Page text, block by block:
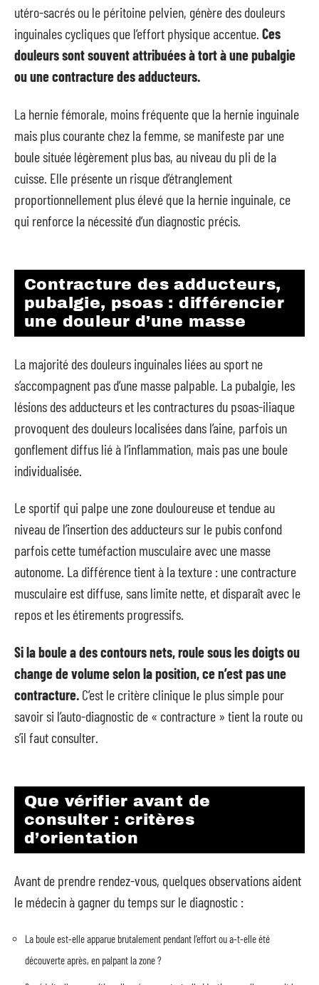
utéro-sacrés ou le péritoine pelvien, génère des douleurs
inguinales cycliques que l’effort physique accentue. Ces
douleurs sont souvent attribuées à tort à une pubalgie
ou une contracture des adducteurs.
La hernie fémorale, moins fréquente que la hernie inguinale
mais plus courante chez la femme, se manifeste par une
boule située légèrement plus bas, au niveau du pli de la
cuisse. Elle présente un risque d’étranglement
proportionnellement plus élevé que la hernie inguinale, ce
qui renforce la nécessité d’un diagnostic précis.
Contracture des adducteurs,
pubalgie, psoas : différencier
une douleur d’une masse
La majorité des douleurs inguinales liées au sport ne
s’accompagnent pas d’une masse palpable. La pubalgie, les
lésions des adducteurs et les contractures du psoas-iliaque
provoquent des douleurs localisées dans l’aine, parfois un
gonflement diffus lié à l’inflammation, mais pas une boule
individualisée.
Le sportif qui palpe une zone douloureuse et tendue au
niveau de l’insertion des adducteurs sur le pubis confond
parfois cette tuméfaction musculaire avec une masse
autonome. La différence tient à la texture : une contracture
musculaire est diffuse, sans limite nette, et disparaît avec le
repos et les étirements progressifs.
Si la boule a des contours nets, roule sous les doigts ou
change de volume selon la position, ce n’est pas une
contracture. C’est le critère clinique le plus simple pour
savoir si l’auto-diagnostic de « contracture » tient la route ou
s’il faut consulter.
Que vérifier avant de
consulter : critères
d’orientation
Avant de prendre rendez-vous, quelques observations aident
le médecin à gagner du temps sur le diagnostic :
La boule est-elle apparue brutalement pendant l’effort ou a-t-elle été
découverte après, en palpant la zone ?